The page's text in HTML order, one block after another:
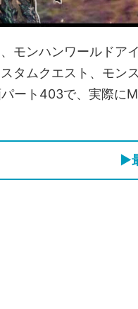
モンハンワールドア
スタムクエスト、モン
ート403で、実際に
▶